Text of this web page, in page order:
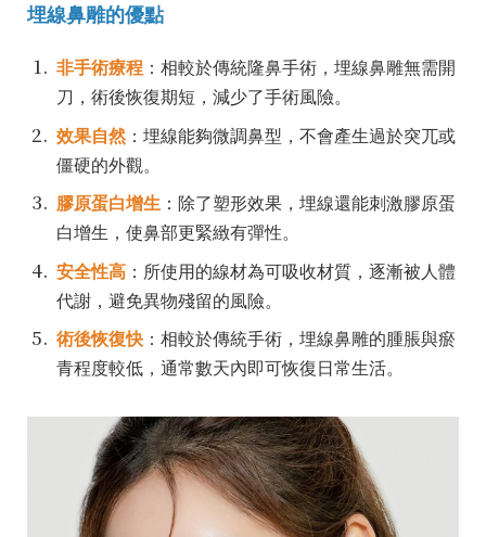
埋線鼻雕的優點
非手術療程：相較於傳統隆鼻手術，埋線鼻雕無需開
刀，術後恢復期短，減少了手術風險。
效果自然：埋線能夠微調鼻型，不會產生過於突兀或
僵硬的外觀。
膠原蛋白增生 ：除了塑形效果，埋線還能刺激膠原蛋
白增生，使鼻部更緊緻有彈性。
安全性高：所使用的線材為可吸收材質，逐漸被人體
代謝，避免異物殘留的風險。
術後恢復快：相較於傳統手術，埋線鼻雕的腫脹與瘀
青程度較低，通常數天內即可恢復日常生活。